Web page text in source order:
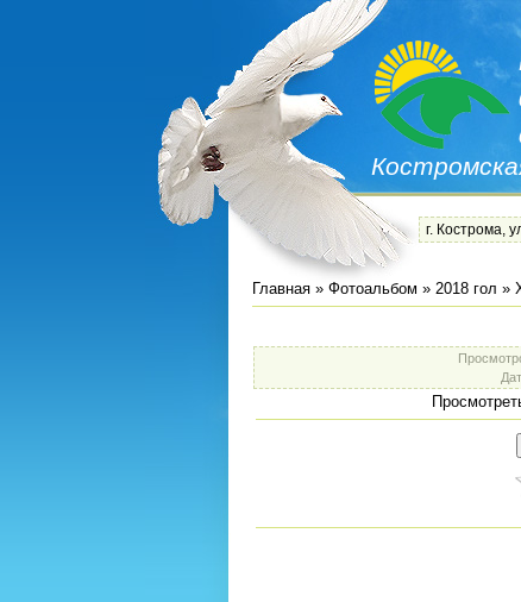
г. Кострома,
Главная » Фотоальбом » 2018 гол »